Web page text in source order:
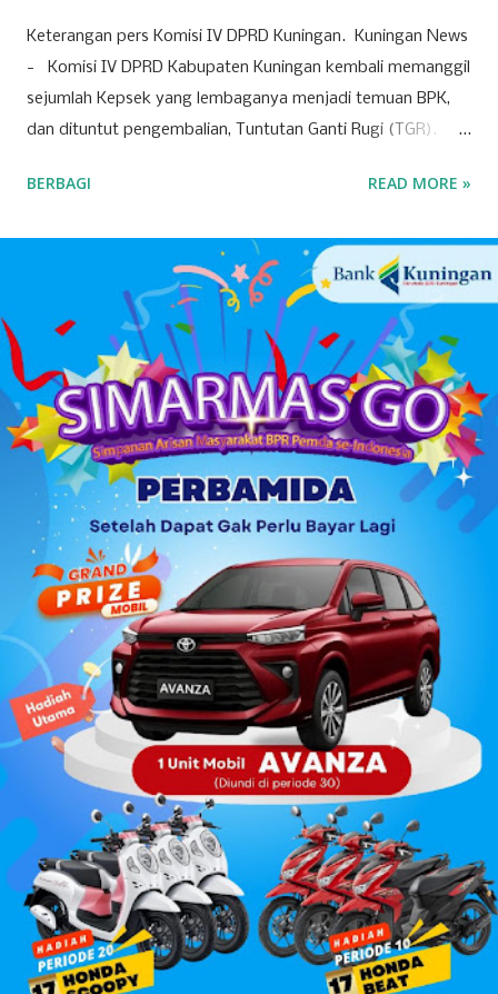
Keterangan pers Komisi IV DPRD Kuningan. Kuningan News
- Komisi IV DPRD Kabupaten Kuningan kembali memanggil
sejumlah Kepsek yang lembaganya menjadi temuan BPK,
dan dituntut pengembalian, Tuntutan Ganti Rugi (TGR).
kemarin. Nampak hanya beberapa Kepsek saja yang
pemanggilan Kepsek, banyak hal diungkap Komisi IV DPRD
dalam konferensi pers, seusai-nya pertemuan. Anggota
komisi IV nampak lengkap, mulai dari Hj Neneng, Yaya, H
Uci, Nurcholis, Satria, Devi, hingga Rudi Permana. Dalam
tanya jawab dengan awak media, terungkap juga bahwa
Kepsek -meskipun baru-, tetap harus bertanggung jawab
pengembalian anggaran sesuai rekomendasi BPK, karena
berposisi sebagai pengguna anggaran. Bahkan yang cukup
prihatin, penggantian anggaran itu tidak boleh diambil dari
dana operasional sekolah semacam BOS. Justru, tidak
dilarang secara formal jika gantj rugi itu bersumber dari
uang pribad...
BERBAGI READ MORE »